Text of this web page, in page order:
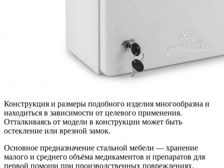
Конструкция и размеры подобного изделия многообразна и
находиться в зависимости от целевого применения.
Отталкиваясь от модели в конструкции может быть
остекление или врезной замок.
Основное предназначение стальной мебели — хранение
малого и среднего объёма медикаментов и препаратов для
первой помощи при производственных повреждениях.